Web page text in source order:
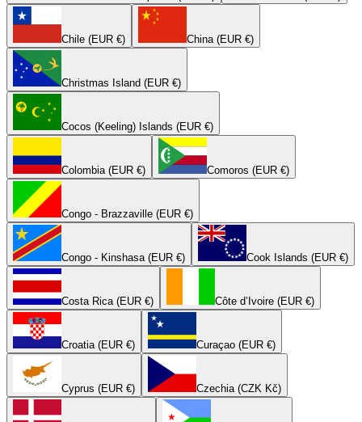
Chile (EUR €) China (EUR €)
Christmas Island (EUR €)
Cocos (Keeling) Islands (EUR €)
Colombia (EUR €) Comoros (EUR €)
Congo - Brazzaville (EUR €)
Congo - Kinshasa (EUR €) Cook Islands (EUR €)
Costa Rica (EUR €) Côte d’Ivoire (EUR €)
Croatia (EUR €) Curaçao (EUR €)
Cyprus (EUR €) Czechia (CZK Kč)